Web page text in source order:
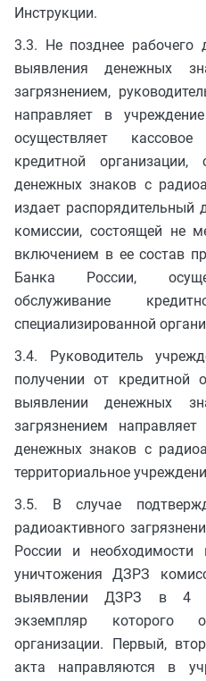
Инструкции.
3.3. Не позднее
выявления денежных
загрязнением,
направляет в
осуществляет
кредитной
денежных знаков с
издает
комиссии, состоящей не
включением в ее состав
Банка России,
обслуживание
специализированной
3.4. Руководитель
получении от кредитной
выявлении денежных
загрязнением
денежных знаков с
территориальное
3.5. В случае
радиоактивного
России и необходимости
уничтожения ДЗРЗ
выявлении ДЗРЗ в 4
экземпляр которого
организации. Первый,
акта направляются в